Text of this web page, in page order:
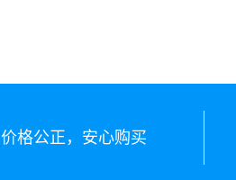
价格公正，安心购买